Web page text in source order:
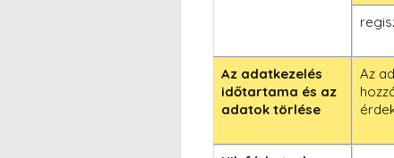
Az adatkezelés
időtartama és az
adatok törlése
Az